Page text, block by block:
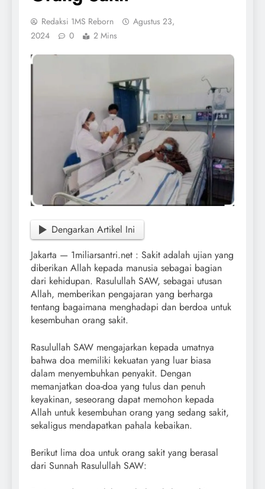
Redaksi 1MS Reborn
Agustus 23,
2024
0 2 Mins
Dengarkan Artikel Ini
Jakarta — 1miliarsantri.net : Sakit adalah ujian yang
diberikan Allah kepada manusia sebagai bagian
dari kehidupan. Rasulullah SAW, sebagai utusan
Allah, memberikan pengajaran yang berharga
tentang bagaimana menghadapi dan berdoa untuk
kesembuhan orang sakit.
Rasulullah SAW mengajarkan kepada umatnya
bahwa doa memiliki kekuatan yang luar biasa
dalam menyembuhkan penyakit. Dengan
memanjatkan doa-doa yang tulus dan penuh
keyakinan, seseorang dapat memohon kepada
Allah untuk kesembuhan orang yang sedang sakit,
sekaligus mendapatkan pahala kebaikan.
Berikut lima doa untuk orang sakit yang berasal
dari Sunnah Rasulullah SAW: